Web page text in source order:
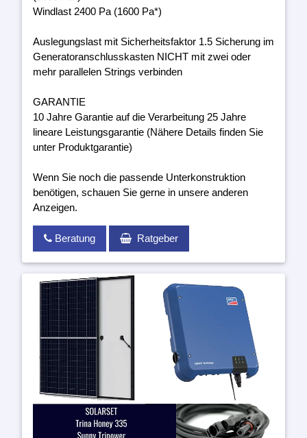
Windlast 2400 Pa (1600 Pa*)
Auslegungslast mit Sicherheitsfaktor 1.5 Sicherung im
Generatoranschlusskasten NICHT mit zwei oder
mehr parallelen Strings verbinden
GARANTIE
10 Jahre Garantie auf die Verarbeitung 25 Jahre
lineare Leistungsgarantie (Nähere Details finden Sie
unter Produktgarantie)
Wenn Sie noch die passende Unterkonstruktion
benötigen, schauen Sie gerne in unsere anderen
Anzeigen.
Beratung Ratgeber